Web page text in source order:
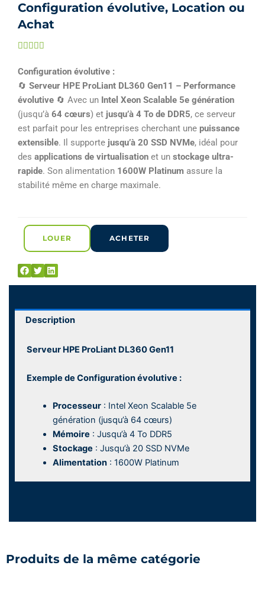
Configuration évolutive, Location ou
Achat
    
sur
5
Configuration évolutive :
🔄 Serveur HPE ProLiant DL360 Gen11 – Performance
évolutive 🔄 Avec un Intel Xeon Scalable 5e génération
(jusqu’à 64 cœurs) et jusqu’à 4 To de DDR5, ce serveur
est parfait pour les entreprises cherchant une puissance
extensible. Il supporte jusqu’à 20 SSD NVMe, idéal pour
des applications de virtualisation et un stockage ultra-
rapide. Son alimentation 1600W Platinum assure la
stabilité même en charge maximale.
LOUER ACHETER
Description
Serveur HPE ProLiant DL360 Gen11
Exemple de Configuration évolutive :
Processeur: Intel Xeon Scalable 5e
génération (jusqu’à 64 cœurs)
Mémoire : Jusqu’à 4 To DDR5
Stockage : Jusqu’à 20 SSD NVMe
Alimentation: 1600W Platinum
Produits de la même catégorie